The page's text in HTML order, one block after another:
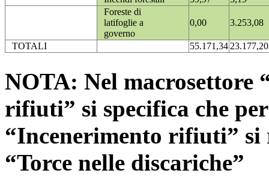
Foreste di
latifoglie a
governo
0,00 3.253,08
TOTALI 55.171,3423.177,20
NOTA: Nel macrosettore
rifiuti” si specifica che
“Incenerimento rifiuti”
“Torce nelle discariche”